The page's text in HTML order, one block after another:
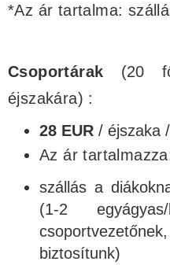
*Az ár tartalma:
Csoportárak (20
éjszakára) :
28 EUR / éjszaka
Az ár
szállás a
(1-2
biztosítunk)